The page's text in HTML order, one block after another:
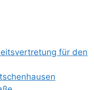
für den